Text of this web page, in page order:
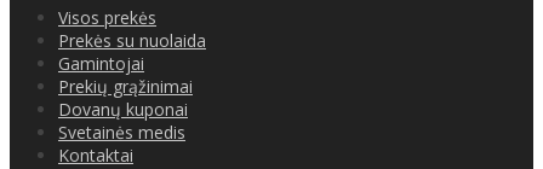
Visos prekės
Prekės su nuolaida
Gamintojai
Prekių grąžinimai
Dovanų kuponai
Svetainės medis
Kontaktai